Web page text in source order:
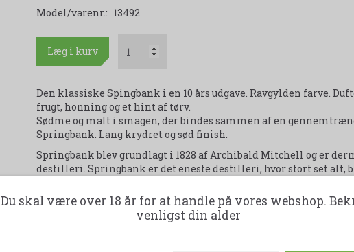
Model/varenr.: 13492
Læg i kurv
Den klassiske Spingbank i en 10 års udgave. Ravgylden farve.
frugt, honning og et hint af tørv.
Sødme og malt i smagen, der bindes sammen af en
Springbank. Lang krydret og sød finish.
Springbank blev grundlagt i 1828 af Archibald Mitchell og er
destilleri. Springbank er det eneste destilleri, hvor stort set
gulvmatltning til tapning. Springbank har aldrig og vil aldrig
karamel eller anden farve. 46% alk.-70 cl. pr. flaske.
Du skal være over 18 år for at handle på vores webshop.
venligst din alder